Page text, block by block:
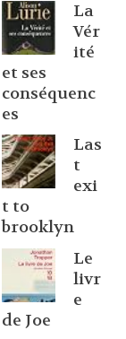
La
Vér
ité
et ses
conséquenc
es
Las
t
exi
t to
brooklyn
Le
livr
e
de Joe